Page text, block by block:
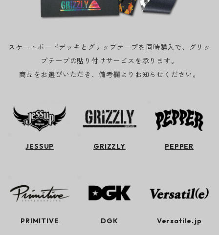
スケートボードデッキとグリップテープを同時購入で、グリッ
プテープの貼り付けサービスを承ります。
商品をお選びいただき、備考欄よりお知らせください。
JESSUP GRIZZLY PEPPER
PRIMITIVE DGK Versatile.jp